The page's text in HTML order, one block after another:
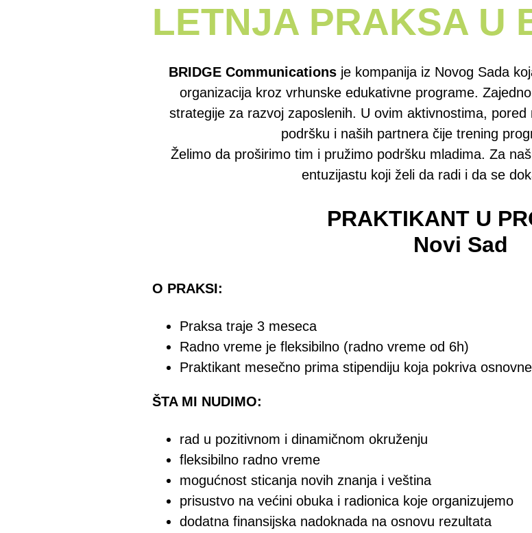
LETNJA PRAKSA U
BRIDGE Communicationsje kompanija iz Novog Sada
organizacija kroz vrhunske edukativne programe.
strategije za razvoj zaposlenih. U ovim aktivnostima,
podršku i naših partnera čije trening
Želimo da proširimo tim i pružimo podršku mladima. Za
entuzijastu koji želi da radi i da se
PRAKTIKANT U
Novi Sad
O PRAKSI:
Praksa traje 3 meseca
Radno vreme je fleksibilno (radno vreme od 6h)
Praktikant mesečno prima stipendiju koja pokriva
ŠTA MI NUDIMO:
rad u pozitivnom i dinamičnom okruženju
fleksibilno radno vreme
mogućnost sticanja novih znanja i veština
prisustvo na većini obuka i radionica koje organizujemo
dodatna finansijska nadoknada na osnovu rezultata